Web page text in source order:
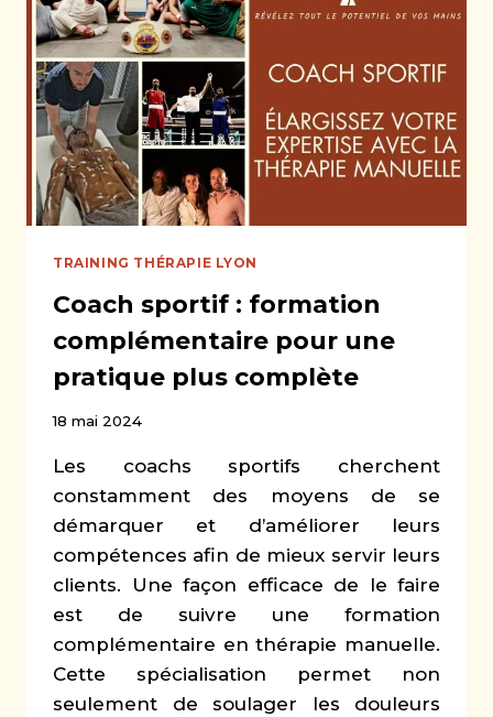
UNIQUE
POUR
RENFORCER
LE
LIEN
PARENT-
ENFANT
TRAINING THÉRAPIE LYON
Coach sportif : formation
complémentaire pour une
pratique plus complète
18 mai 2024
Les coachs sportifs cherchent
constamment des moyens de se
démarquer et d’améliorer leurs
compétences afin de mieux servir leurs
clients. Une façon efficace de le faire
est de suivre une formation
complémentaire en thérapie manuelle.
Cette spécialisation permet non
seulement de soulager les douleurs